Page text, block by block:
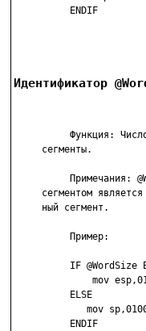
          ENDIF
Идентификатор
Функция:
     сегменты.
Примечания:
сегментом
     ный сегмент.
          Пример:
IF @WordSize
mov
          ELSE
mov
          ENDIF